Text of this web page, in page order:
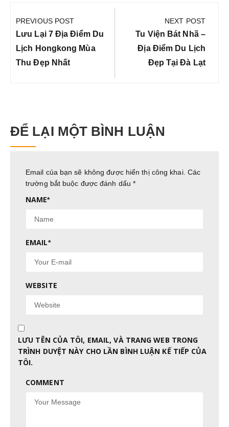
hướng
bài
viết
PREVIOUS POST
Previous
Post:
Lưu Lại 7 Địa Điểm Du
Lịch Hongkong Mùa
Thu Đẹp Nhất
NEXT POST
Next
Post:
Tu Viện Bát Nhã –
Địa Điểm Du Lịch
Đẹp Tại Đà Lạt
ĐỂ LẠI MỘT BÌNH LUẬN
Email của bạn sẽ không được hiển thị công khai. Các
trường bắt buộc được đánh dấu*
NAME*
EMAIL*
WEBSITE
LƯU TÊN CỦA TÔI, EMAIL, VÀ TRANG WEB TRONG
TRÌNH DUYỆT NÀY CHO LẦN BÌNH LUẬN KẾ TIẾP CỦA
TÔI.
COMMENT